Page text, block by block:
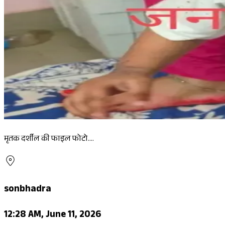
मृतक दर्शील की फाइल फोटो....
sonbhadra
12:28 AM, June 11, 2026